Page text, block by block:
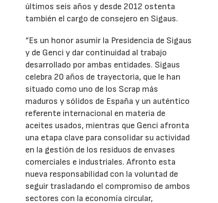
últimos seis años y desde 2012 ostenta
también el cargo de consejero en Sigaus.
“Es un honor asumir la Presidencia de Sigaus
y de Genci y dar continuidad al trabajo
desarrollado por ambas entidades. Sigaus
celebra 20 años de trayectoria, que le han
situado como uno de los Scrap más
maduros y sólidos de España y un auténtico
referente internacional en materia de
aceites usados, mientras que Genci afronta
una etapa clave para consolidar su actividad
en la gestión de los residuos de envases
comerciales e industriales. Afronto esta
nueva responsabilidad con la voluntad de
seguir trasladando el compromiso de ambos
sectores con la economía circular,